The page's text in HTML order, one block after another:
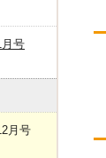
号
月号